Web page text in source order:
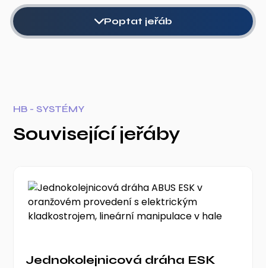
Poptat jeřáb
HB - SYSTÉMY
Související jeřáby
Jednokolejnicová dráha ESK